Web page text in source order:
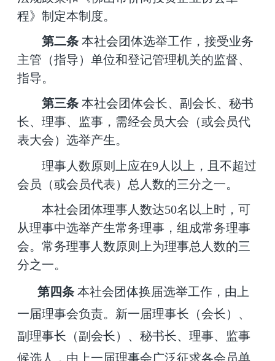
程》制定本制度。
第二条 本社会团体选举工作，接受业务
主管（指导）单位和登记管理机关的监督、
指导。
第三条 本社会团体会长、副会长、秘书
长、理事、监事，需经会员大会（或会员代
表大会）选举产生。
理事人数原则上应在9人以上，且不超过
会员（或会员代表）总人数的三分之一。
本社会团体理事人数达50名以上时，可
从理事中选举产生常务理事，组成常务理事
会。常务理事人数原则上为理事总人数的三
分之一。
第四条 本社会团体换届选举工作，由上
一届理事会负责。新一届理事长（会长）、
副理事长（副会长）、秘书长、理事、监事
候选人，由上一届理事会广泛征求各会员单